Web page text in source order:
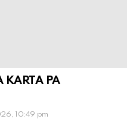
KARTA PA
10:49 pm